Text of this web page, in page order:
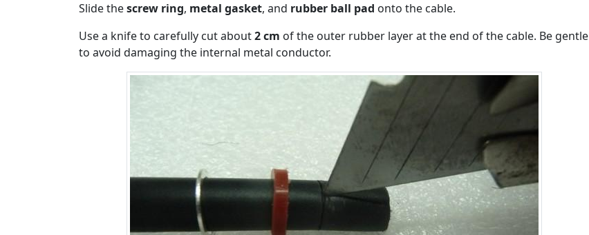
Slide thescrew ring, metal gasket, and rubber ball pad onto the cable.
Use a knife to carefully cut about2 cm of the outer rubber layer at the end of the cable. Be gentle
to avoid damaging the internal metal conductor.